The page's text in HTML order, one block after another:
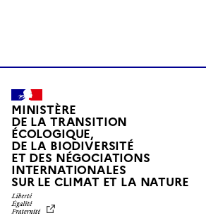
MINISTÈRE
DE LA TRANSITION
ÉCOLOGIQUE,
DE LA BIODIVERSITÉ
ET DES NÉGOCIATIONS
INTERNATIONALES
SUR LE CLIMAT ET LA NATUREL